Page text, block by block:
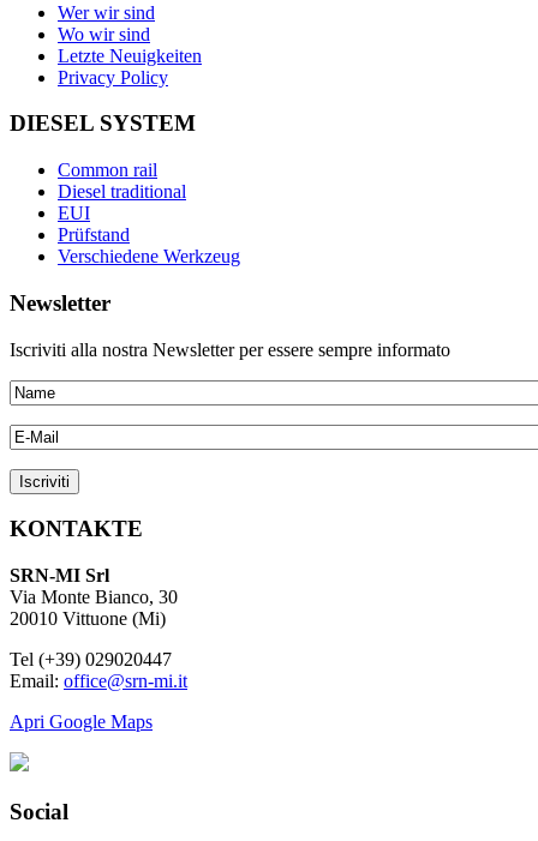
Wer wir sind
Wo wir sind
Letzte Neuigkeiten
Privacy Policy
DIESEL SYSTEM
Common rail
Diesel traditional
EUI
Prüfstand
Verschiedene Werkzeug
Newsletter
Iscriviti alla nostra Newsletter per essere sempre informato
KONTAKTE
SRN-MI Srl
Via Monte Bianco, 30
20010 Vittuone (Mi)
Tel (+39) 029020447
Email: office@srn-mi.it
Apri Google Maps
Social